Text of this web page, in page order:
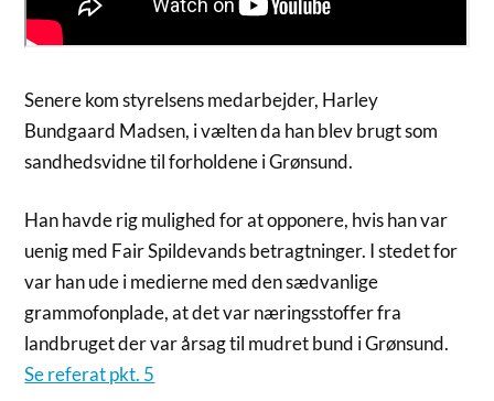
Senere kom styrelsens medarbejder, Harley
Bundgaard Madsen, i vælten da han blev brugt som
sandhedsvidne til forholdene i Grønsund.
Han havde rig mulighed for at opponere, hvis han var
uenig med Fair Spildevands betragtninger. I stedet for
var han ude i medierne med den sædvanlige
grammofonplade, at det var næringsstoffer fra
landbruget der var årsag til mudret bund i Grønsund.
Se referat pkt. 5